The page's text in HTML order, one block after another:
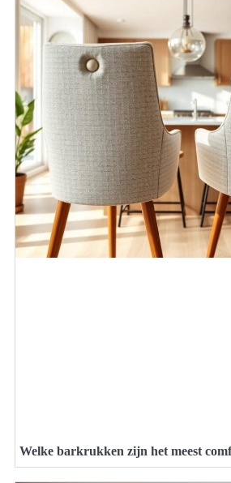
Welke barkrukken zijn het meest